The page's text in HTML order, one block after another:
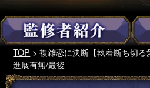
TOP > 複雑恋に決断【執着断ち切
進展有無/最後